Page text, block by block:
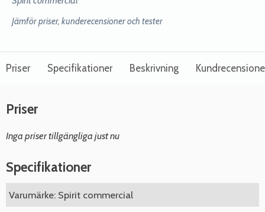
Jämför priser, kunderecensioner och tester
Priser Specifikationer Beskrivning
Priser
Inga priser tillgängliga just nu
Specifikationer
Varumärke: Spirit commercial